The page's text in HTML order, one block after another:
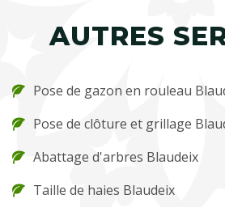
AUTRES
Pose de gazon en rouleau
Pose de clôture et grillage
Abattage d'arbres Blaudeix
Taille de haies Blaudeix